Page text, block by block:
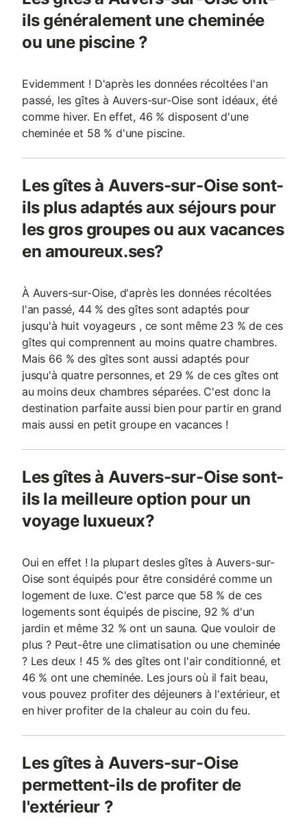
ils généralement une cheminée
ou une piscine ?
Evidemment ! D'après les données récoltées l'an
passé, les gîtes à Auvers-sur-Oise sont idéaux, été
comme hiver. En effet, 46 % disposent d'une
cheminée et 58 % d'une piscine.
Les gîtes à Auvers-sur-Oise sont-
ils plus adaptés aux séjours pour
les gros groupes ou aux vacances
en amoureux.ses?
À Auvers-sur-Oise, d'après les données récoltées
l'an passé, 44 % des gîtes sont adaptés pour
jusqu'à huit voyageurs , ce sont même 23 % de ces
gîtes qui comprennent au moins quatre chambres.
Mais 66 % des gîtes sont aussi adaptés pour
jusqu'à quatre personnes, et 29 % de ces gîtes ont
au moins deux chambres séparées. C'est donc la
destination parfaite aussi bien pour partir en grand
mais aussi en petit groupe en vacances !
Les gîtes à Auvers-sur-Oise sont-
ils la meilleure option pour un
voyage luxueux?
Oui en effet ! la plupart desles gîtes à Auvers-sur-
Oise sont équipés pour être considéré comme un
logement de luxe. C'est parce que 58 % de ces
logements sont équipés de piscine, 92 % d'un
jardin et même 32 % ont un sauna. Que vouloir de
plus ? Peut-être une climatisation ou une cheminée
? Les deux ! 45 % des gîtes ont l'air conditionné, et
46 % ont une cheminée. Les jours où il fait beau,
vous pouvez profiter des déjeuners à l'extérieur, et
en hiver profiter de la chaleur au coin du feu.
Les gîtes à Auvers-sur-Oise
permettent-ils de profiter de
l'extérieur ?